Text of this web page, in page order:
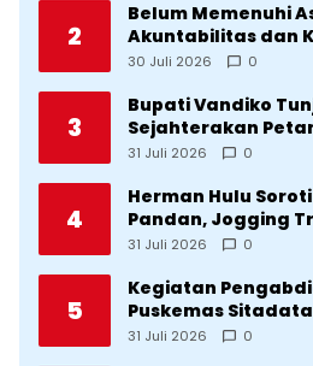
2
Belum Memenuhi
Akuntabilitas dan
Informasi, DPRD
2025
30 Juli 2026 0
3
Bupati Vandiko
Sejahterakan
Tani Terima Bibit
31 Juli 2026 0
4
Herman Hulu
Pandan, Jogging
Lingkar Kota yang
31 Juli 2026 0
5
Kegiatan
Puskemas
31 Juli 2026 0